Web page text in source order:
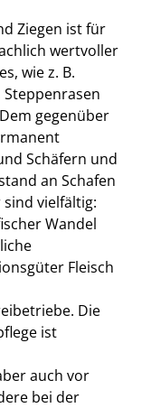
Ziegen ist für
wertvoller
wie z. B.
gegenüber
Schäfern und
an Schafen
vielfältig:
Wandel
Fleisch
Die
ist
auch vor
bei der